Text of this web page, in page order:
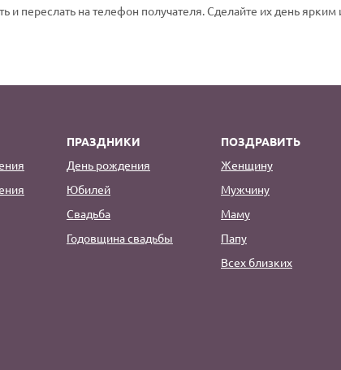
и переслать на телефон получателя. Сделайте их день
ПРАЗДНИКИ
День рождения
Юбилей
Свадьба
Годовщина свадьбы
ПОЗДРАВИТЬ
Женщину
Мужчину
Маму
Папу
Всех близких